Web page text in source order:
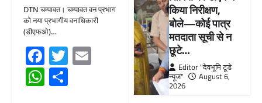
DTN चम्पावत। चम्पावत वन प्रभाग
को नया प्रभागीय वनाधिकारी
(डीएफओ)…
Facebook
TwitterEmail
WhatsApp
किया निरीक्षण,
बोले—कोई पात्र
मतदाता सूची से न
छूटे…
Editor "देवभूमि टूडे
न्यूज"
August 6,
2026